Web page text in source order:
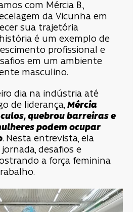
com Mércia B.,
da Vicunha em
sua trajetória
é um exemplo de
profissional e
em um ambiente
masculino.
dia na indústria até
de liderança, Mércia
quebrou barreiras e
podem ocupar
. Nesta entrevista, ela
desafios e
a força feminina